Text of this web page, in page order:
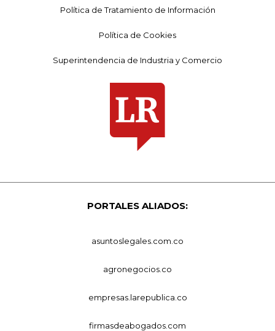
Política de Tratamiento de Información
Política de Cookies
Superintendencia de Industria y Comercio
PORTALES ALIADOS:
asuntoslegales.com.co
agronegocios.co
empresas.larepublica.co
firmasdeabogados.com